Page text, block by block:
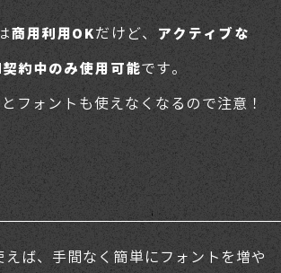
商用利用OKだけど、 アクティブな
約中のみ使用可能です。
フォントも使えなくなるので注意！
ば、手間なく簡単にフォントを増や